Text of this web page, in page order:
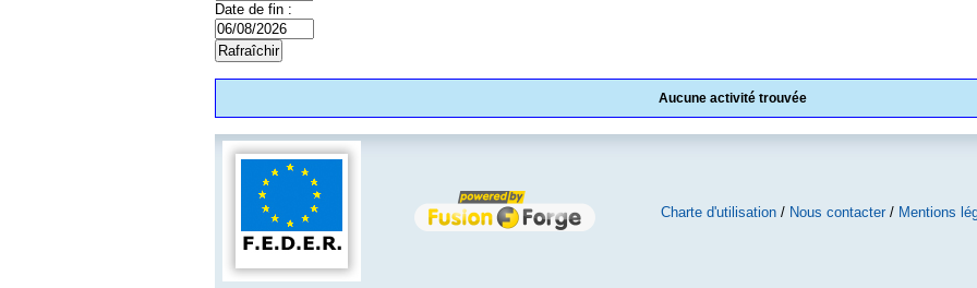
Date de fin :
Aucune activité trouvée
Charte d'utilisation/ Nous contacter/ Mentions